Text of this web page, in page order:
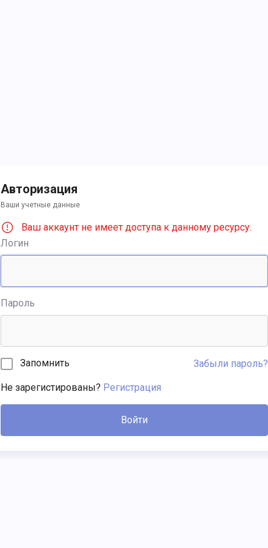
Авторизация
Ваши учетные данные
Ваш аккаунт не имеет доступа к данному ресурсу.
Логин
Пароль
Запомнить Забыли пароль?
Не зарегистированы? Регистрация